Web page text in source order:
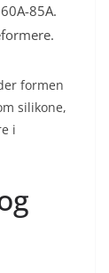
85A.
formen
silikone,
i